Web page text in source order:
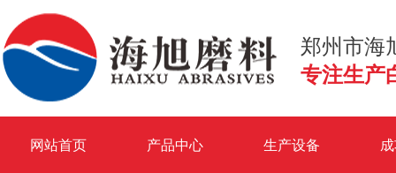
郑州市海
专注生产
网站首页 产品中心 生产设备